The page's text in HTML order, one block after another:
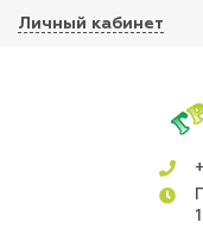
Личный кабинет